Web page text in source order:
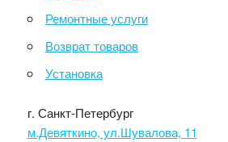
Ремонтные услуги
Возврат товаров
Установка
г. Санкт-Петербург
м.Девяткино, ул.Шувалова, 11